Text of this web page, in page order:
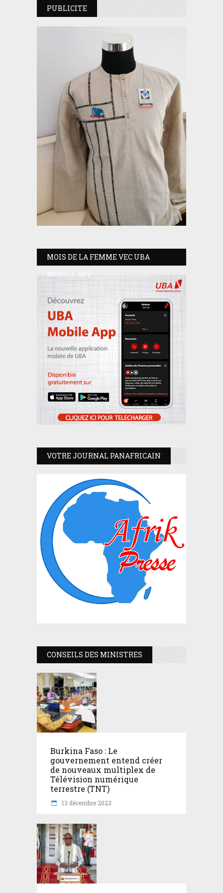
PUBLICITE
MOIS DE LA FEMME VEC UBA
MOBILE APP
VOTRE JOURNAL PANAFRICAIN
CONSEILS DES MINISTRES
Burkina Faso : Le
gouvernement entend créer
de nouveaux multiplex de
Télévision numérique
terrestre (TNT)
13 décembre 2023